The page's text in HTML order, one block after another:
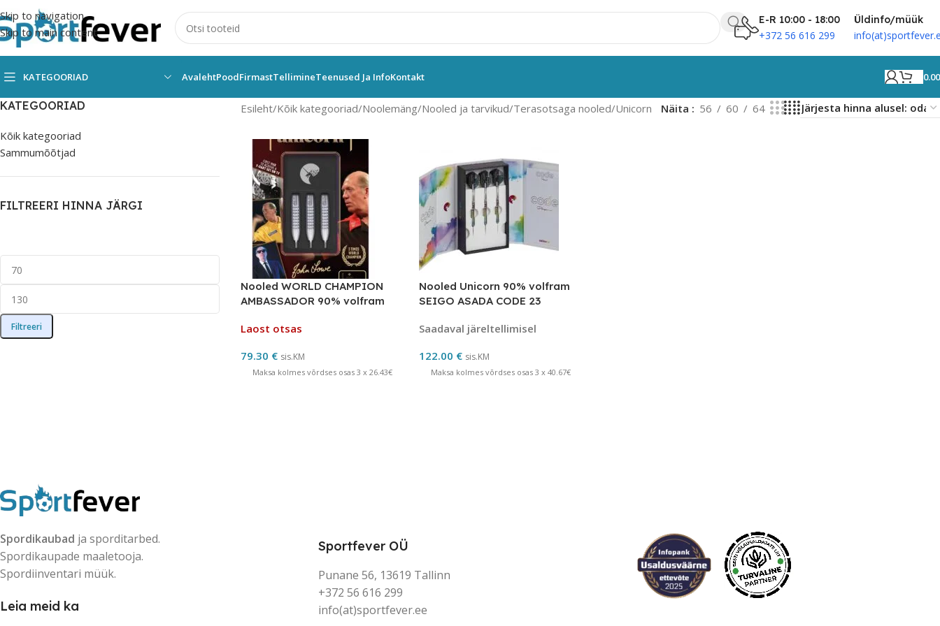
Skip to navigation
Skip to main content
E-R 10:00 - 18:00
+372 56 616 299
Üldinfo/müük
KATEGOORIAD AvalehtPoodFirmastTellimineTeenused Ja InfoKontakt
KATEGOORIAD
Kõik kategooriad
Sammumõõtjad
FILTREERI HINNA JÄRGI
Filtreeri
Esileht Kõik kategooriad Noolemäng Nooled ja tarvikud Terasotsaga nooled Unicorn Näita 56 60 64
Nooled WORLD CHAMPION
AMBASSADOR 90% volfram
Laost otsas
79.30 € sis.KM
Maksa kolmes võrdses osas 3 x 26.43€
Nooled Unicorn 90% volfram
SEIGO ASADA CODE 23
Saadaval järeltellimisel
122.00 € sis.KM
Maksa kolmes võrdses osas 3 x 40.67€
Spordikaubad ja sporditarbed.
Spordikaupade maaletooja.
Spordiinventari müük.
Leia meid ka
Sportfever OÜ
Punane 56, 13619 Tallinn
+372 56 616 299
info(at)sportfever.ee